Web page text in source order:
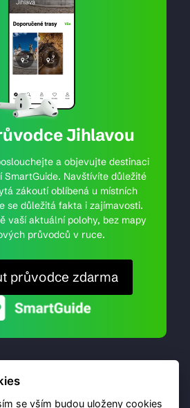
Jihlavou
a objevujte destinaci
SmartGuide. Navštívíte důležité
zákoutí oblíbená u místních
se důležitá fakta i zajímavosti.
vaší aktuální polohy, bez mapy
průvodců v ruce.
průvodce zdarma
se vším budou uloženy cookies